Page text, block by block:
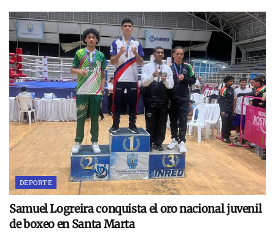
DEPORTE
Samuel Logreira conquista el oro nacional juvenil
de boxeo en Santa Marta